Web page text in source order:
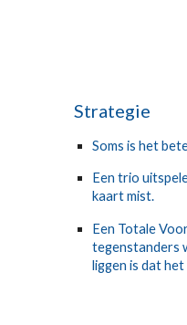
Strategie
Soms is het
Een trio
kaart mist.
Een Totale
tegenstanders
liggen is dat